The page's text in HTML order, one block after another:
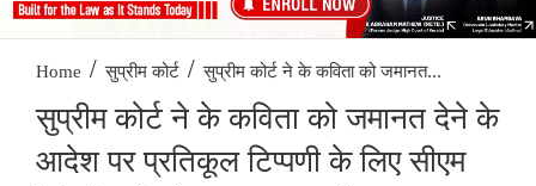
Home / सुप्रीम कोर्ट / सुप्रीम कोर्ट ने के कविता को जमानत...
सुप्रीम कोर्ट ने के कविता को जमानत देने के
आदेश पर प्रतिकूल टिप्पणी के लिए सीएम